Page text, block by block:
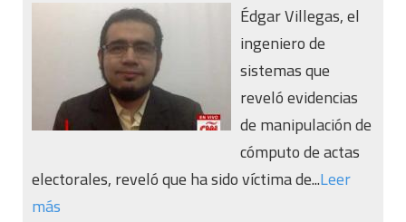
Édgar Villegas, el
ingeniero de
sistemas que
reveló evidencias
de manipulación de
cómputo de actas
electorales, reveló que ha sido víctima de...Leer
más